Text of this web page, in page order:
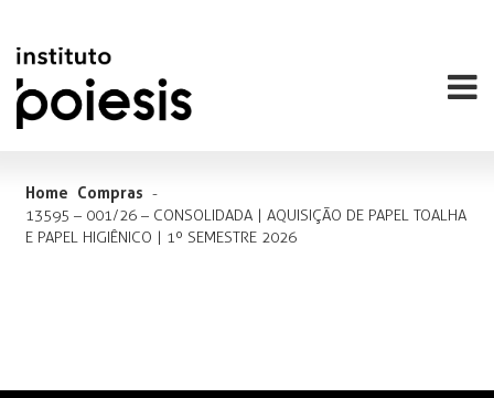
Home Compras -
13595 – 001/26 – CONSOLIDADA | AQUISIÇÃO DE PAPEL TOALHA
E PAPEL HIGIÊNICO | 1º SEMESTRE 2026